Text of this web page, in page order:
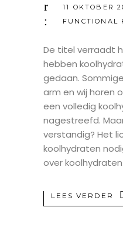
11 OKTOBER
FUNCTIONAL
De titel verraadt
hebben
gedaan.
arm en wij horen
een volledig
nagestreefd.
verstandig? Het
koolhydraten
over koolhydraten.
LEES VERDER